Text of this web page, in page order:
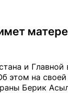
и
этом на своей
Берик